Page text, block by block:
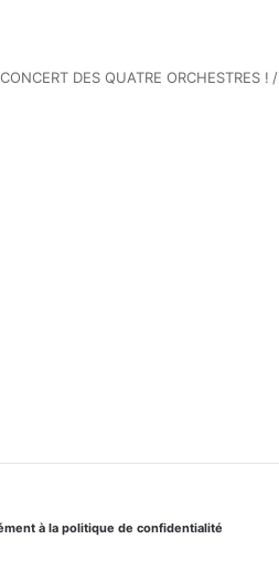
CONCERT DES QUATRE ORCHESTRES ! /
à la politique de confidentialité